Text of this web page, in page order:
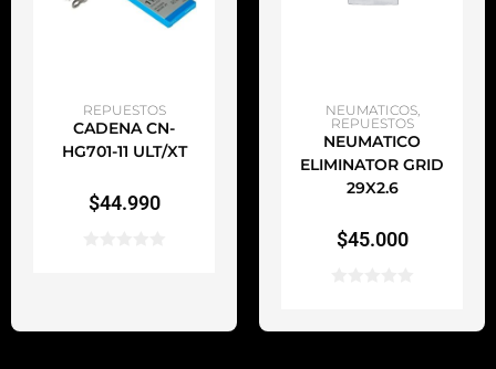
AÑADIR AL CARRITO
REPUESTOS
CADENA CN-
HG701-11 ULT/XT
$44.990
AÑADIR AL CARRITO
NEUMATICOS,
REPUESTOS
NEUMATICO
ELIMINATOR GRID
29X2.6
$45.000